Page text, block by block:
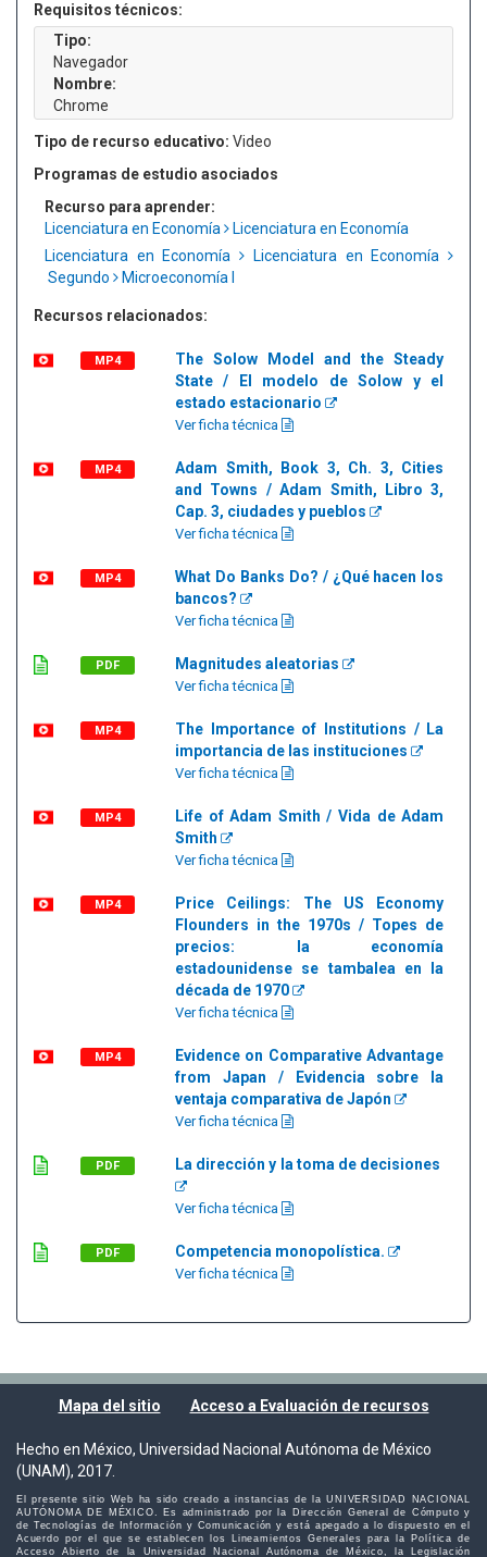
Requisitos técnicos:
Tipo:
Navegador
Nombre:
Chrome
Tipo de recurso educativo: Video
Programas de estudio asociados
Recurso para aprender:
Licenciatura en Economía
Licenciatura en Economía
Licenciatura en Economía
Licenciatura en Economía
Segundo
Microeconomía I
Recursos relacionados:
MP4
The Solow Model and the Steady
State / El modelo de Solow y el
estado estacionario
Ver ficha técnica
MP4
Adam Smith, Book 3, Ch. 3, Cities
and Towns / Adam Smith, Libro 3,
Cap. 3, ciudades y pueblos
Ver ficha técnica
MP4
What Do Banks Do? / ¿Qué hacen los
bancos?
Ver ficha técnica
PDF Magnitudes aleatorias
Ver ficha técnica
MP4
The Importance of Institutions / La
importancia de las instituciones
Ver ficha técnica
MP4
Life of Adam Smith / Vida de Adam
Smith
Ver ficha técnica
MP4
Price Ceilings: The US Economy
Flounders in the 1970s / Topes de
precios: la economía
estadounidense se tambalea en la
década de 1970
Ver ficha técnica
MP4
Evidence on Comparative Advantage
from Japan / Evidencia sobre la
ventaja comparativa de Japón
Ver ficha técnica
PDF La dirección y la toma de decisiones
Ver ficha técnica
PDF Competencia monopolística.
Ver ficha técnica
Mapa del sitio Acceso a Evaluación de recursos
Hecho en México, Universidad Nacional Autónoma de México
(UNAM), 2017.
El presente sitio Web ha sido creado a instancias de la UNIVERSIDAD NACIONAL
AUTÓNOMA DE MÉXICO. Es administrado por la Dirección General de Cómputo y
de Tecnologías de Información y Comunicación y está apegado a lo dispuesto en el
Acuerdo por el que se establecen los Lineamientos Generales para la Política de
Acceso Abierto de la Universidad Nacional Autónoma de México, la Legislación